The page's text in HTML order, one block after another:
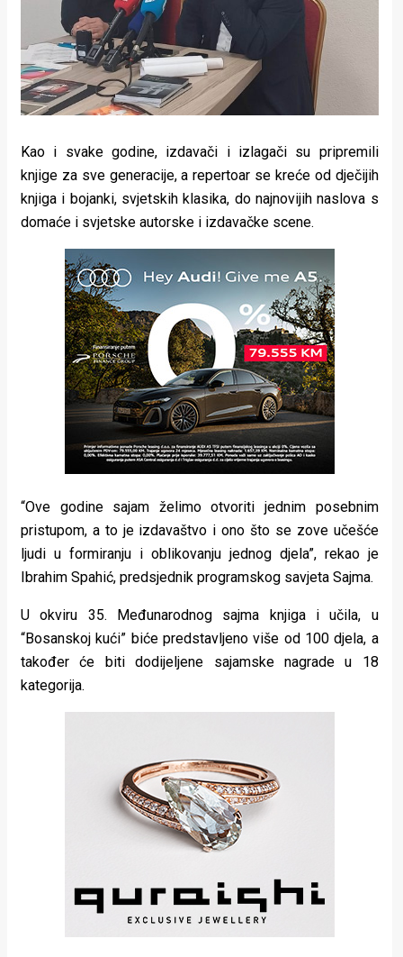
Kao i svake godine, izdavači i izlagači su pripremili
knjige za sve generacije, a repertoar se kreće od dječijih
knjiga i bojanki, svjetskih klasika, do najnovijih naslova s
domaće i svjetske autorske i izdavačke scene.
“Ove godine sajam želimo otvoriti jednim posebnim
pristupom, a to je izdavaštvo i ono što se zove učešće
ljudi u formiranju i oblikovanju jednog djela”, rekao je
Ibrahim Spahić, predsjednik programskog savjeta Sajma.
U okviru 35. Međunarodnog sajma knjiga i učila, u
“Bosanskoj kući” biće predstavljeno više od 100 djela, a
također će biti dodijeljene sajamske nagrade u 18
kategorija.